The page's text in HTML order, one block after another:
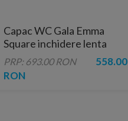
Capac WC Gala Emma
Square inchidere lenta
PRP: 693.00 RON
558.00
RON